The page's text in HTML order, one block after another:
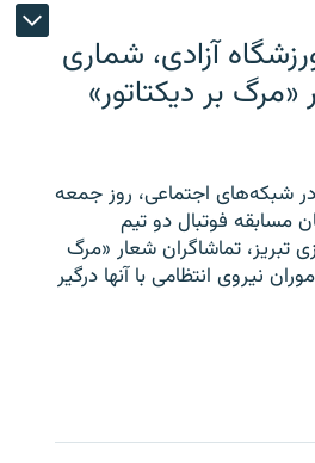
آزادی، شماری
«مرگ بر دیکتاتور»
شبکه‌های اجتماعی، روز جمعه
مسابقه فوتبال دو تیم
تبریز، تماشاگران شعار «مرگ
نیروی انتظامی با آنها درگیر